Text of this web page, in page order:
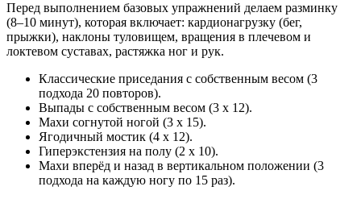
Перед выполнением базовых упражнений делаем разминку
(8–10 минут), которая включает: кардионагрузку (бег,
прыжки), наклоны туловищем, вращения в плечевом и
локтевом суставах, растяжка ног и рук.
Классические приседания с собственным весом (3
подхода 20 повторов).
Выпады с собственным весом (3 х 12).
Махи согнутой ногой (3 х 15).
Ягодичный мостик (4 х 12).
Гиперэкстензия на полу (2 х 10).
Махи вперёд и назад в вертикальном положении (3
подхода на каждую ногу по 15 раз).